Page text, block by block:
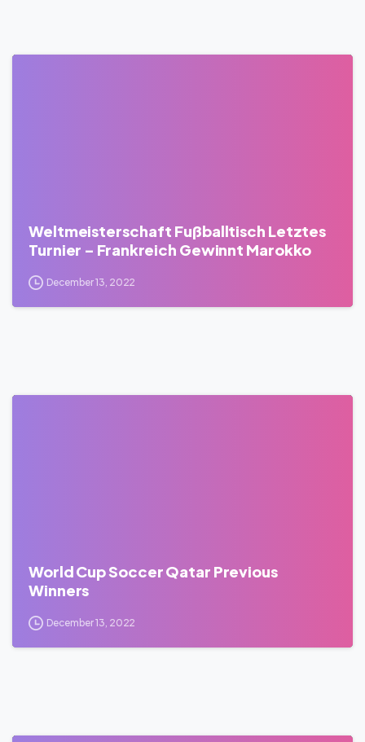
Weltmeisterschaft Fußballtisch Letztes
Turnier – Frankreich Gewinnt Marokko
December 13, 2022
World Cup Soccer Qatar Previous
Winners
December 13, 2022